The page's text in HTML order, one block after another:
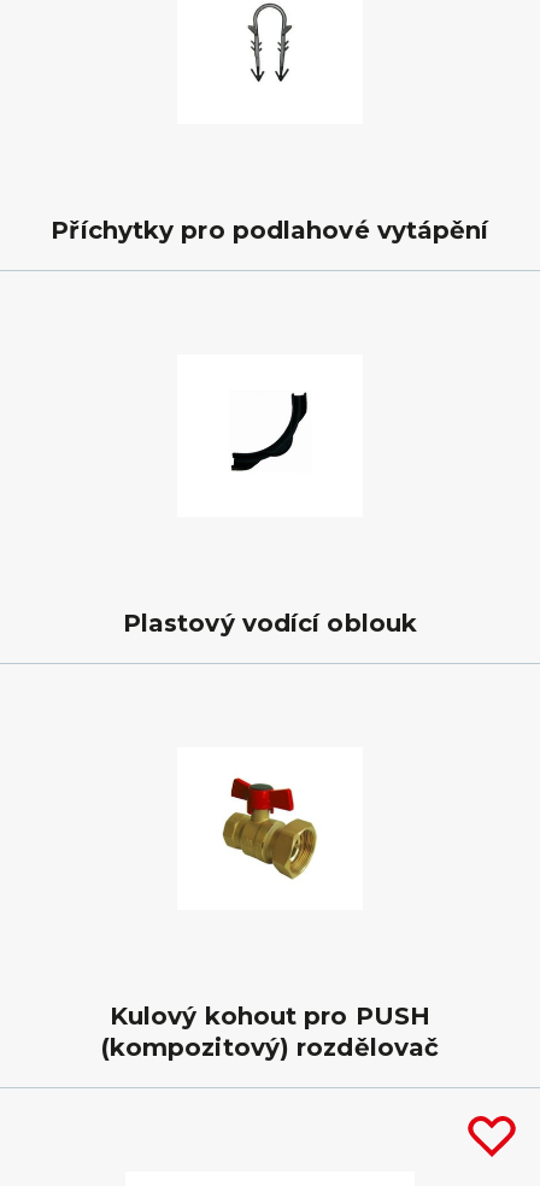
Příchytky pro podlahové vytápění
Plastový vodící oblouk
Kulový kohout pro PUSH
(kompozitový) rozdělovač